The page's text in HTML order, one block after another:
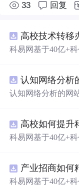
33 回复
科易网基于40亿+
新领域的AI+数智
智能化发展。
认知网络分析的网
高校如何提升
科易网基于40亿+
新领域的AI+数智
智能化发展。
科易网基于40亿+